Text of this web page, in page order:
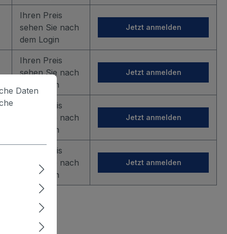
Ihren Preis
sehen Sie nach
dem Login
Jetzt anmelden
Ihren Preis
sehen Sie nach
dem Login
Jetzt anmelden
Ihren Preis
sehen Sie nach
dem Login
Jetzt anmelden
Ihren Preis
sehen Sie nach
dem Login
Jetzt anmelden
Daten